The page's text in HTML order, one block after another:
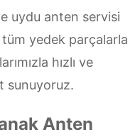
uydu anten servisi
yedek parçalarla
hızlı ve
sunuyoruz.
Anten